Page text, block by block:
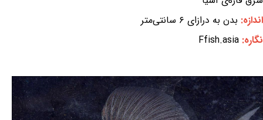
اندازه: بدن به درازای ۶ سانتی‌متر
نگاره: Ffish.asia